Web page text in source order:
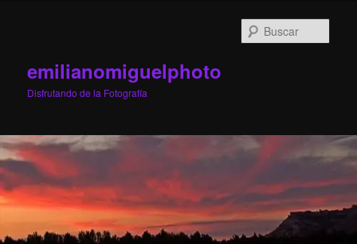
emilianomiguelphoto
Disfrutando de la Fotografía